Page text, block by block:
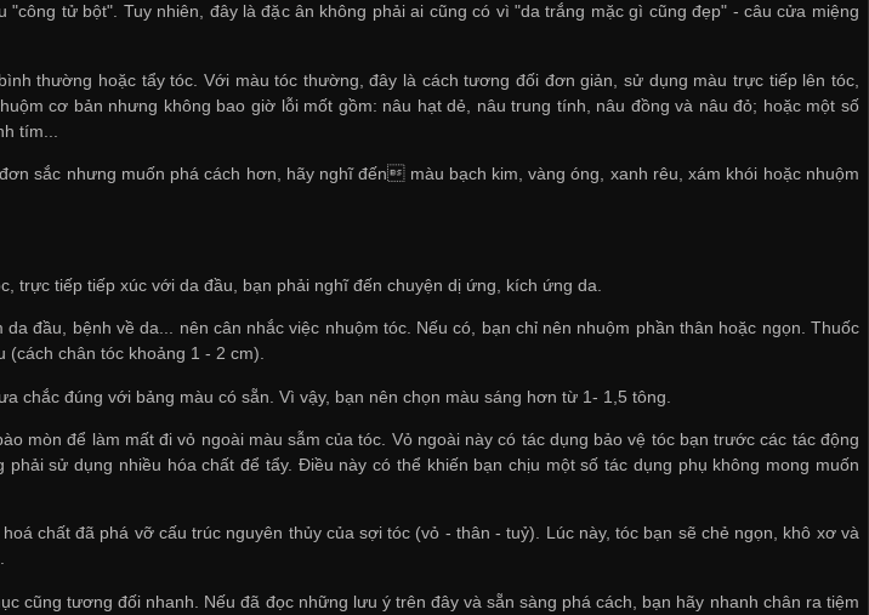
tử bột". Tuy nhiên, đây là đặc ân không phải ai cũng có vì "da trắng mặc gì cũng đẹp" - câu cửa miệng
thường hoặc tẩy tóc. Với màu tóc thường, đây là cách tương đối đơn giản, sử dụng màu trực tiếp lên tóc,
cơ bản nhưng không bao giờ lỗi mốt gồm: nâu hạt dẻ, nâu trung tính, nâu đồng và nâu đỏ; hoặc một số
tím...
sắc nhưng muốn phá cách hơn, hãy nghĩ đến màu bạch kim, vàng óng, xanh rêu, xám khói hoặc nhuộm
trực tiếp tiếp xúc với da đầu, bạn phải nghĩ đến chuyện dị ứng, kích ứng da.
đầu, bệnh về da... nên cân nhắc việc nhuộm tóc. Nếu có, bạn chỉ nên nhuộm phần thân hoặc ngọn. Thuốc
chân tóc khoảng 1 - 2 cm).
chắc đúng với bảng màu có sẵn. Vì vậy, bạn nên chọn màu sáng hơn từ 1- 1,5 tông.
mòn để làm mất đi vỏ ngoài màu sẫm của tóc. Vỏ ngoài này có tác dụng bảo vệ tóc bạn trước các tác động
sử dụng nhiều hóa chất để tẩy. Điều này có thể khiến bạn chịu một số tác dụng phụ không mong muốn
chất đã phá vỡ cấu trúc nguyên thủy của sợi tóc (vỏ - thân - tuỷ). Lúc này, tóc bạn sẽ chẻ ngọn, khô xơ và
.
cũng tương đối nhanh. Nếu đã đọc những lưu ý trên đây và sẵn sàng phá cách, bạn hãy nhanh chân ra tiệm